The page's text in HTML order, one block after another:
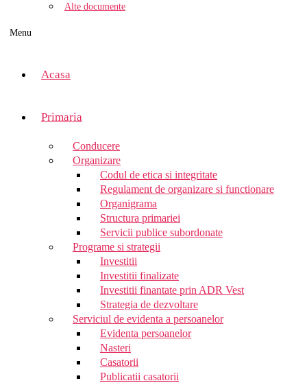
Alte documente
Menu
Acasa
Primaria
Conducere
Organizare
Codul de etica si integritate
Regulament de organizare si functionare
Organigrama
Structura primariei
Servicii publice subordonate
Programe si strategii
Investitii
Investitii finalizate
Investitii finantate prin ADR Vest
Strategia de dezvoltare
Serviciul de evidenta a persoanelor
Evidenta persoanelor
Nasteri
Casatorii
Publicatii casatorii